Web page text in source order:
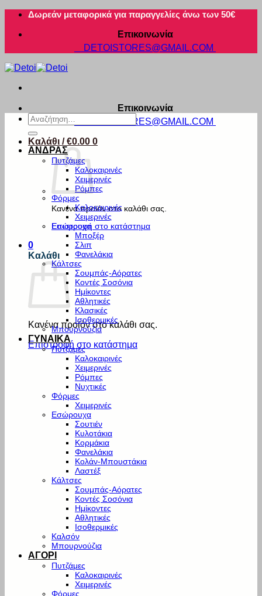
Μετάβαση
περιεχόμενο
Δωρεάν μεταφορικά για παραγγελίες άνω των 50€
Επικοινωνία
DETOISTORES@GMAIL.COM
Επικοινωνία
DETOISTORES@GMAIL.COM
Καλάθι /€0.00 0
Κανένα προϊόν στο καλάθι σας.
Επιστροφή στο κατάστημα
0
Καλάθι
Κανένα προϊόν στο καλάθι σας.
Επιστροφή στο κατάστημα
Αναζήτηση
για:
ΑΝΔΡΑΣ
Πυτζάμες
Καλοκαιρινές
Χειμερινές
Ρόμπες
Φόρμες
Καλοκαιρινές
Χειμερινές
Εσώρουχα
Μποξέρ
Σλιπ
Φανελάκια
Κάλτσες
Σουμπάς-Αόρατες
Κοντές Σοσόνια
Ημίκοντες
Αθλητικές
Κλασικές
Ισοθερμικές
Μπουρνούζια
ΓΥΝΑΙΚΑ
Πυτζάμες
Καλοκαιρινές
Χειμερινές
Ρόμπες
Νυχτικές
Φόρμες
Χειμερινές
Εσώρουχα
Σουτιέν
Κυλοτάκια
Κορμάκια
Φανελάκια
Κολάν-Μπουστάκια
Λαστέξ
Κάλτσες
Σουμπάς-Αόρατες
Κοντές Σοσόνια
Ημίκοντες
Αθλητικές
Ισοθερμικές
Καλσόν
Μπουρνούζια
ΑΓΟΡΙ
Πυτζάμες
Καλοκαιρινές
Χειμερινές
Φόρμες